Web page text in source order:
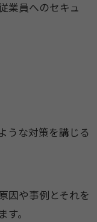
業員へのセキュ
うな対策を講じる
因や事例とそれを
。